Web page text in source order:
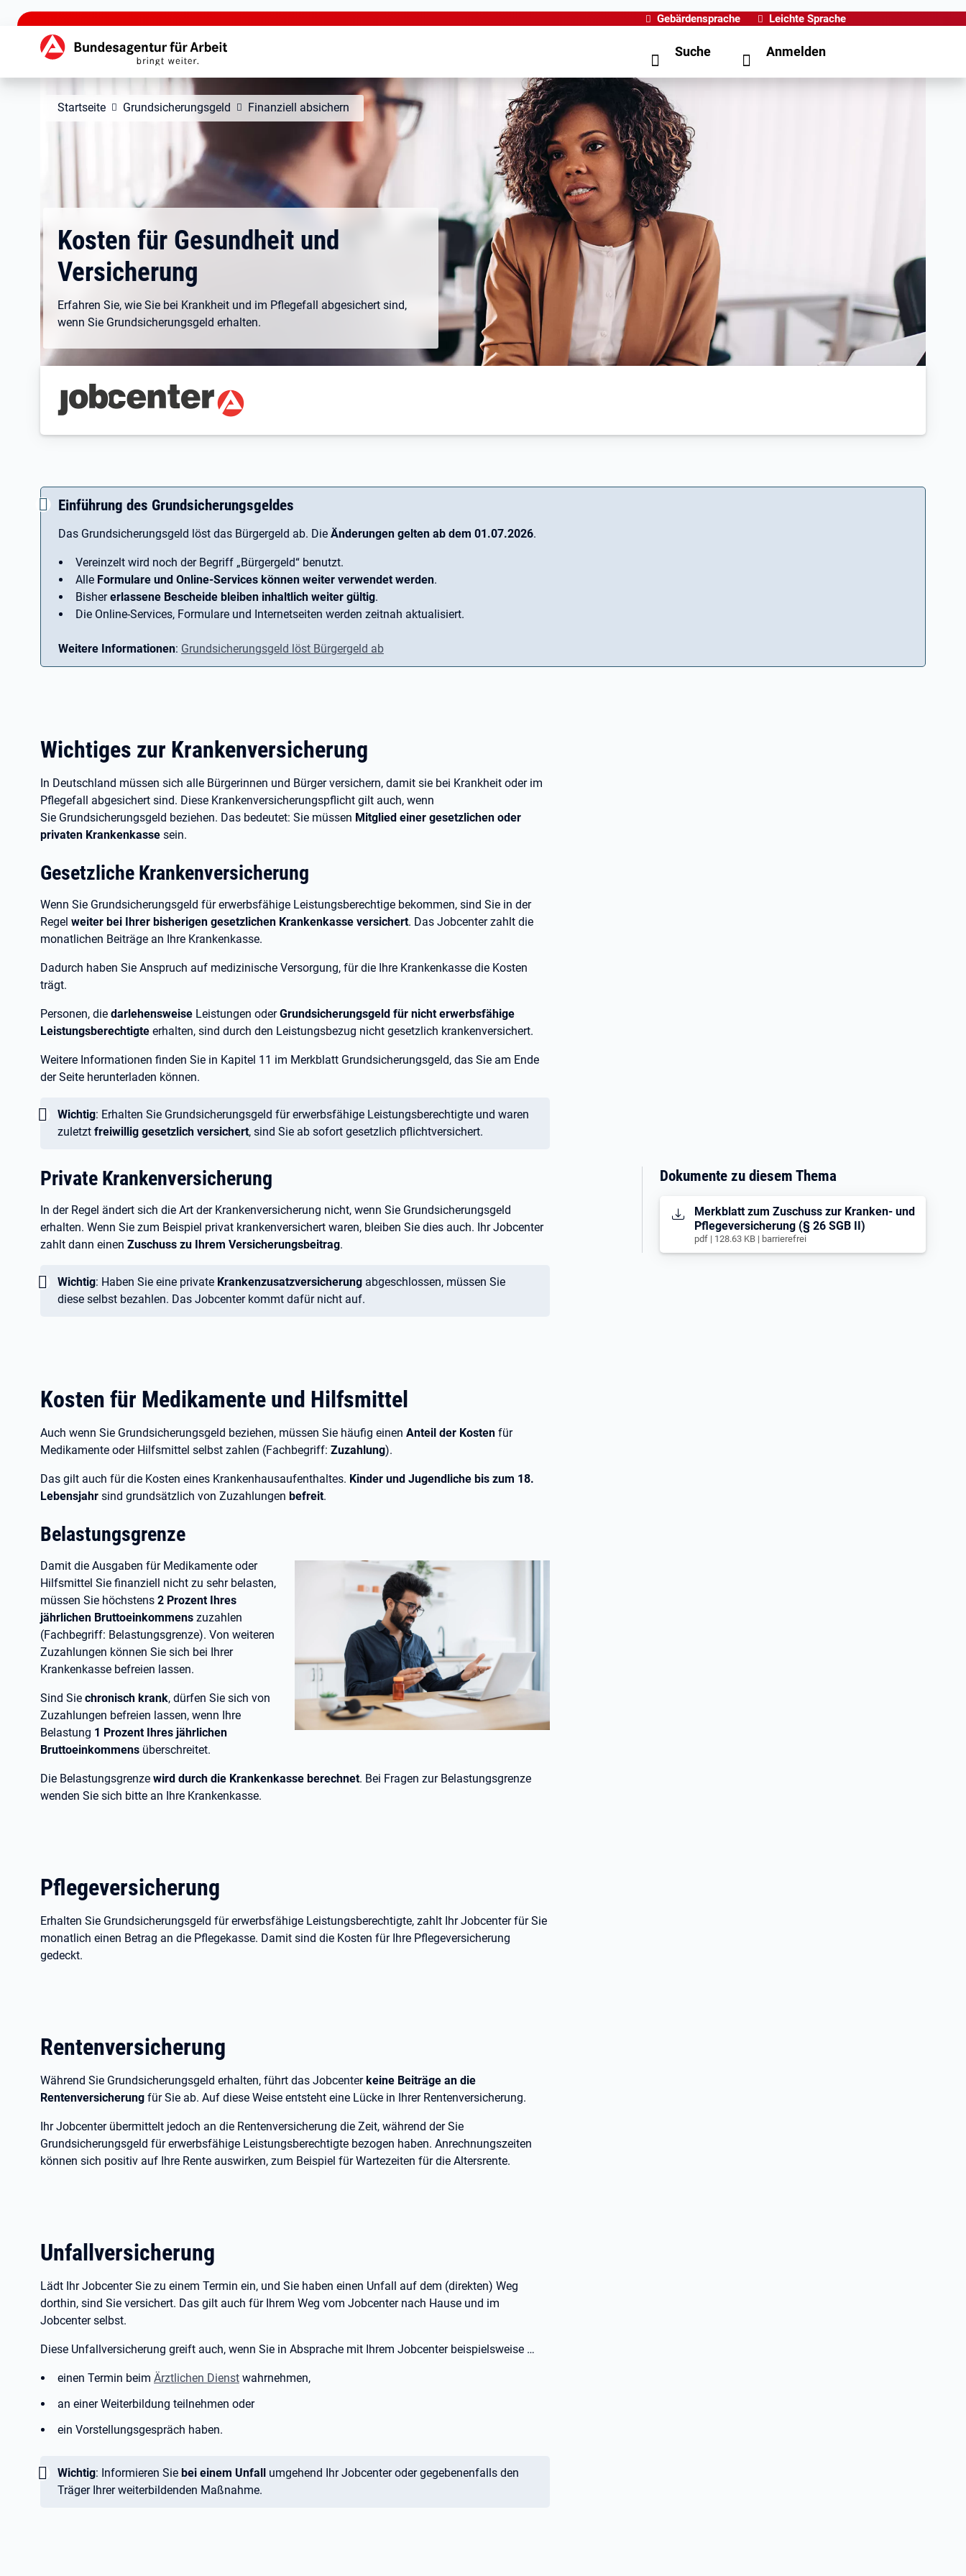
zu den Hauptinhalten springen
Gebärdensprache Leichte Sprache
Hauptnavigation Suche Anmelden
Startseite Grundsicherungsgeld Finanziell absichern
Kosten für Gesundheit und
Versicherung
Erfahren Sie, wie Sie bei Krankheit und im Pflegefall abgesichert sind,
wenn Sie Grundsicherungsgeld erhalten.
Branding-Bereich Beschreibung
Einführung des Grundsicherungsgeldes
Das Grundsicherungsgeld löst das Bürgergeld ab. Die Änderungen gelten ab dem 01.07.2026.
Vereinzelt wird noch der Begriff ­„Bürgergeld“ benutzt.
Alle Formulare und Online-Services können weiter verwendet werden.
Bishererlassene Bescheide bleiben inhaltlich weiter gültig.
Die Online-Services, Formulare und Internetseiten werden zeitnah aktualisiert.
Weitere Informationen: Grundsicherungsgeld löst Bürgergeld ab
Wichtiges zur Krankenversicherung
In Deutschland müssen sich alle Bürgerinnen und Bürger versichern, damit sie bei Krankheit oder im
Pflegefall abgesichert sind. Diese Krankenversicherungspflicht gilt auch, wenn
Sie Grundsicherungsgeld beziehen. Das bedeutet: Sie müssen Mitglied einer gesetzlichen oder
privaten Krankenkasse sein.
Gesetzliche Krankenversicherung
Wenn Sie Grundsicherungsgeld für erwerbsfähige Leistungsberechtige bekommen, sind Sie in der
Regel weiter bei Ihrer bisherigen gesetzlichen Krankenkasse versichert. Das Jobcenter zahlt die
monatlichen Beiträge an Ihre Krankenkasse.
Dadurch haben Sie Anspruch auf medizinische Versorgung, für die Ihre Krankenkasse die Kosten
trägt.
Personen, die darlehensweise Leistungen oderGrundsicherungsgeld für nicht erwerbsfähige
Leistungsberechtigte erhalten, sind durch den Leistungsbezug nicht gesetzlich krankenversichert.
Weitere Informationen finden Sie in Kapitel 11 im Merkblatt Grundsicherungsgeld, das Sie am Ende
der Seite herunterladen können.
Wichtig:
Wichtig: Erhalten Sie Grundsicherungsgeld für erwerbsfähige Leistungsberechtigte und waren
zuletzt freiwillig gesetzlich versichert, sind Sie ab sofort gesetzlich pflichtversichert.
Private Krankenversicherung
In der Regel ändert sich die Art der Krankenversicherung nicht, wenn Sie Grundsicherungsgeld
erhalten. Wenn Sie zum Beispiel privat krankenversichert waren, bleiben Sie dies auch. Ihr Jobcenter
zahlt dann einen Zuschuss zu Ihrem Versicherungsbeitrag.
Wichtig:
Wichtig: Haben Sie eine private Krankenzusatzversicherung abgeschlossen, müssen Sie
diese selbst bezahlen. Das Jobcenter kommt dafür nicht auf.
Dokumente zu diesem Thema
Öffnet in neuem Tab
Merkblatt zum Zuschuss zur Kranken- und
Pflegeversicherung (§ 26 SGB II)
pdf | 128.63 KB | barrierefrei
Kosten für Medikamente und Hilfsmittel
Auch wenn Sie Grundsicherungsgeld beziehen, müssen Sie häufig einen Anteil der Kosten für
Medikamente oder Hilfsmittel selbst zahlen (Fachbegriff: Zuzahlung).
Das gilt auch für die Kosten eines Krankenhausaufenthaltes. Kinder und Jugendliche bis zum 18.
Lebensjahr sind grundsätzlich von Zuzahlungen befreit.
Belastungsgrenze
Damit die Ausgaben für Medikamente oder
Hilfsmittel Sie finanziell nicht zu sehr belasten,
müssen Sie höchstens 2 Prozent Ihres
jährlichen Bruttoeinkommens zuzahlen
(Fachbegriff: Belastungsgrenze). Von weiteren
Zuzahlungen können Sie sich bei Ihrer
Krankenkasse befreien lassen.
Sind Sie chronisch krank, dürfen Sie sich von
Zuzahlungen befreien lassen, wenn Ihre
Belastung 1 Prozent Ihres jährlichen
Bruttoeinkommens überschreitet.
Die Belastungsgrenze wird durch die Krankenkasse berechnet. Bei Fragen zur Belastungsgrenze
wenden Sie sich bitte an Ihre Krankenkasse.
Pflegeversicherung
Erhalten Sie Grundsicherungsgeld für erwerbsfähige Leistungsberechtigte, zahlt Ihr Jobcenter für Sie
monatlich einen Betrag an die Pflegekasse. Damit sind die Kosten für Ihre Pflegeversicherung
gedeckt.
Rentenversicherung
Während Sie Grundsicherungsgeld erhalten, führt das Jobcenterkeine Beiträge an die
Rentenversicherung für Sie ab. Auf diese Weise entsteht eine Lücke in Ihrer Rentenversicherung.
Ihr Jobcenter übermittelt jedoch an die Rentenversicherung die Zeit, während der Sie
Grundsicherungsgeld für erwerbsfähige Leistungsberechtigte bezogen haben. Anrechnungszeiten
können sich positiv auf Ihre Rente auswirken, zum Beispiel für Wartezeiten für die Altersrente.
Unfallversicherung
Lädt Ihr Jobcenter Sie zu einem Termin ein, und Sie haben einen Unfall auf dem (direkten) Weg
dorthin, sind Sie versichert. Das gilt auch für Ihrem Weg vom Jobcenter nach Hause und im
Jobcenter selbst.
Diese Unfallversicherung greift auch, wenn Sie in Absprache mit Ihrem Jobcenter beispielsweise …
einen Termin beim Ärztlichen Dienst wahrnehmen,
an einer Weiterbildung teilnehmen oder
ein Vorstellungsgespräch haben.
Wichtig:
Wichtig: Informieren Sie bei einem Unfall umgehend Ihr Jobcenter oder gegebenenfalls den
Träger Ihrer weiterbildenden Maßnahme.